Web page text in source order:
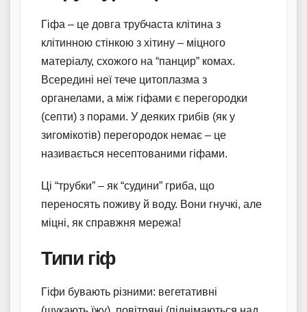
Гіфа – це довга трубчаста клітина з
клітинною стінкою з хітину – міцного
матеріалу, схожого на “панцир” комах.
Всередині неї тече цитоплазма з
органелами, а між гіфами є перегородки
(септи) з порами. У деяких грибів (як у
зигомікотів) перегородок немає – це
називається несептованими гіфами.
Ці “трубки” – як “судини” гриба, що
переносять поживу й воду. Вони гнучкі, але
міцні, як справжня мережа!
Типи гіф
Гіфи бувають різними: вегетативні